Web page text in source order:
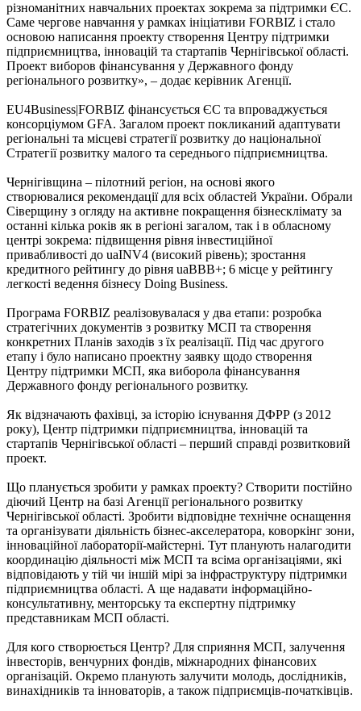
різноманітних навчальних проектах зокрема за підтримки ЄС.
Саме чергове навчання у рамках ініціативи FORBIZ і стало
основою написання проекту створення Центру підтримки
підприємництва, інновацій та стартапів Чернігівської області.
Проект виборов фінансування у Державного фонду
регіонального розвитку», – додає керівник Агенції.
EU4Business|FORBIZ фінансується ЄC та впроваджується
консорціумом GFA. Загалом проект покликаний адаптувати
регіональні та місцеві стратегії розвитку до національної
Стратегії розвитку малого та середнього підприємництва.
Чернігівщина – пілотний регіон, на основі якого
створювалися рекомендації для всіх областей України. Обрали
Сіверщину з огляду на активне покращення бізнесклімату за
останні кілька років як в регіоні загалом, так і в обласному
центрі зокрема: підвищення рівня інвестиційної
привабливості до uaINV4 (високий рівень); зростання
кредитного рейтингу до рівня uaBBB+; 6 місце у рейтингу
легкості ведення бізнесу Doing Business.
Програма FORBIZ реалізовувалася у два етапи: розробка
стратегічних документів з розвитку МСП та створення
конкретних Планів заходів з їх реалізації. Під час другого
етапу і було написано проектну заявку щодо створення
Центру підтримки МСП, яка виборола фінансування
Державного фонду регіонального розвитку.
Як відзначають фахівці, за історію існування ДФРР (з 2012
року), Центр підтримки підприємництва, інновацій та
стартапів Чернігівської області – перший справді розвитковий
проект.
Що планується зробити у рамках проекту? Створити постійно
діючий Центр на базі Агенції регіонального розвитку
Чернігівської області. Зробити відповідне технічне оснащення
та організувати діяльність бізнес-акселератора, коворкінг зони,
інноваційної лабораторії-майстерні. Тут планують налагодити
координацію діяльності між МСП та всіма організаціями, які
відповідають у тій чи іншій мірі за інфраструктуру підтримки
підприємництва області. А ще надавати інформаційно-
консультативну, менторську та експертну підтримку
представникам МСП області.
Для кого створюється Центр? Для сприяння МСП, залучення
інвесторів, венчурних фондів, міжнародних фінансових
організацій. Окремо планують залучити молодь, дослідників,
винахідників та інноваторів, а також підприємців-початківців.